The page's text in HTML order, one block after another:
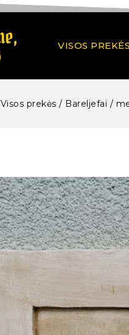
VISOS PREKĖS
Visos prekės / Bareljefai /